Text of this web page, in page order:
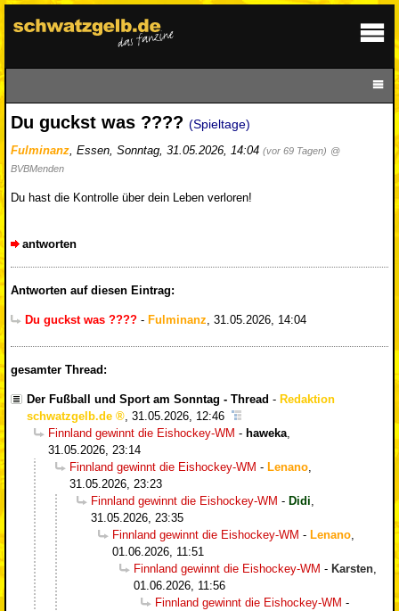
Du guckst was ???? (Spieltage)
Fulminanz, Essen, Sonntag, 31.05.2026, 14:04 (vor 69 Tagen) @
BVBMenden
Du hast die Kontrolle über dein Leben verloren!
antworten
Antworten auf diesen Eintrag:
Du guckst was ???? - Fulminanz, 31.05.2026, 14:04
gesamter Thread:
Der Fußball und Sport am Sonntag - Thread - Redaktion
schwatzgelb.de
31.05.2026, 12:46
Finnland gewinnt die Eishockey-WM - haweka
31.05.2026, 23:14
Finnland gewinnt die Eishockey-WM - Lenano
31.05.2026, 23:23
Finnland gewinnt die Eishockey-WM - Didi
31.05.2026, 23:35
Finnland gewinnt die Eishockey-WM - Lenano
01.06.2026, 11:51
Finnland gewinnt die Eishockey-WM - Karsten
01.06.2026, 11:56
Finnland gewinnt die Eishockey-WM -